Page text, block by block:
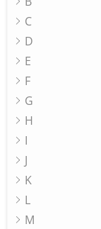
C
D
E
F
G
H
I
J
K
L
M